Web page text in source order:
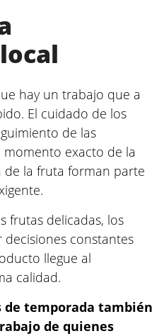
hay un trabajo que a
El cuidado de los
de las
momento exacto de la
de la fruta forman parte
frutas delicadas, los
constantes
llegue al
calidad.
de temporada también
de quienes